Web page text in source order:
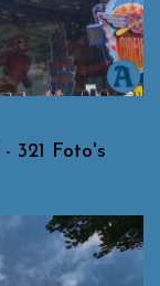
321 Foto's